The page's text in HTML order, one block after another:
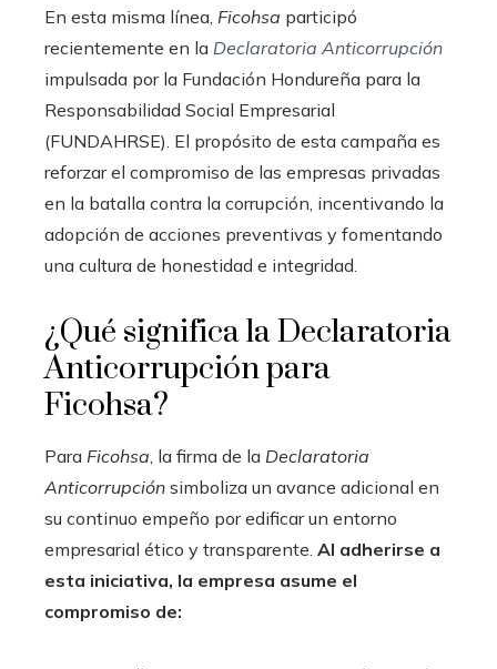
En esta misma línea, Ficohsa participó
recientemente en la Declaratoria Anticorrupción
impulsada por la Fundación Hondureña para la
Responsabilidad Social Empresarial
(FUNDAHRSE). El propósito de esta campaña es
reforzar el compromiso de las empresas privadas
en la batalla contra la corrupción, incentivando la
adopción de acciones preventivas y fomentando
una cultura de honestidad e integridad.
¿Qué significa la Declaratoria
Anticorrupción para
Ficohsa?
Para Ficohsa, la firma de la Declaratoria
Anticorrupción simboliza un avance adicional en
su continuo empeño por edificar un entorno
empresarial ético y transparente. Al adherirse a
esta iniciativa, la empresa asume el
compromiso de: